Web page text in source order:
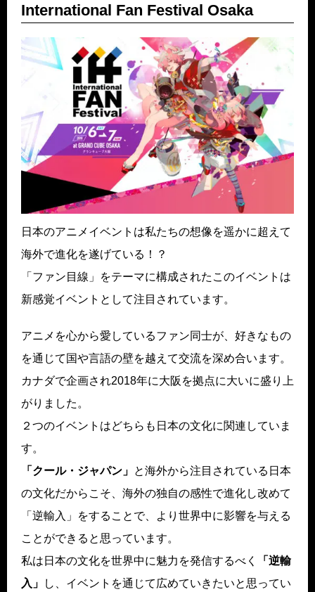
International Fan Festival Osaka
日本のアニメイベントは私たちの想像を遥かに超えて
海外で進化を遂げている！？
「ファン目線」をテーマに構成されたこのイベントは
新感覚イベントとして注目されています。
アニメを心から愛しているファン同士が、好きなもの
を通じて国や言語の壁を越えて交流を深め合います。
カナダで企画され2018年に大阪を拠点に大いに盛り上
がりました。
２つのイベントはどちらも日本の文化に関連していま
す。
「クール・ジャパン」 と海外から注目されている日本
の文化だからこそ、海外の独自の感性で進化し改めて
「逆輸入」をすることで、より世界中に影響を与える
ことができると思っています。
私は日本の文化を世界中に魅力を発信するべく
「逆輸
入」
し、イベントを通じて広めていきたいと思ってい